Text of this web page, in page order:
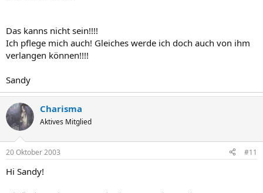
Das kanns nicht sein!!!!
Ich pflege mich auch! Gleiches werde ich doch auch von ihm
verlangen können!!!!
Sandy
Charisma
Aktives Mitglied
20 Oktober 2003 #11
Hi Sandy!